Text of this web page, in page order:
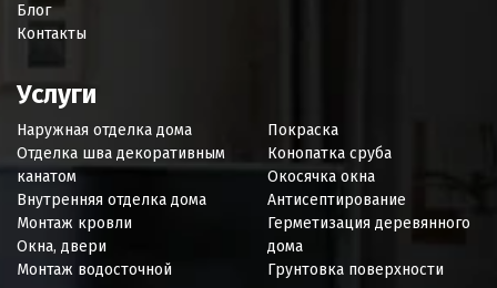
Блог
Контакты
Услуги
Наружная отделка дома
Отделка шва декоративным
канатом
Внутренняя отделка дома
Монтаж кровли
Окна, двери
Монтаж водосточной
Покраска
Конопатка сруба
Окосячка окна
Антисептирование
Герметизация деревянного
дома
Грунтовка поверхности